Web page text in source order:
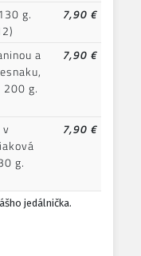
g.
7,90 €
a
g.
7,90 €
g.
7,90 €
jedálnička.